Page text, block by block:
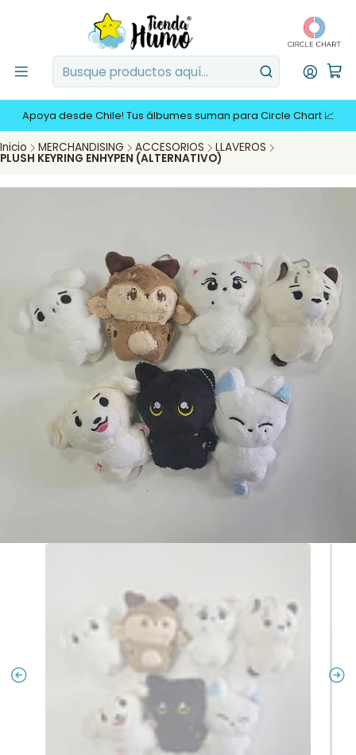
Apoya desde Chile! Tus álbumes suman para Circle Chart 📈
Inicio MERCHANDISING ACCESORIOS LLAVEROS
PLUSH KEYRING ENHYPEN (ALTERNATIVO)